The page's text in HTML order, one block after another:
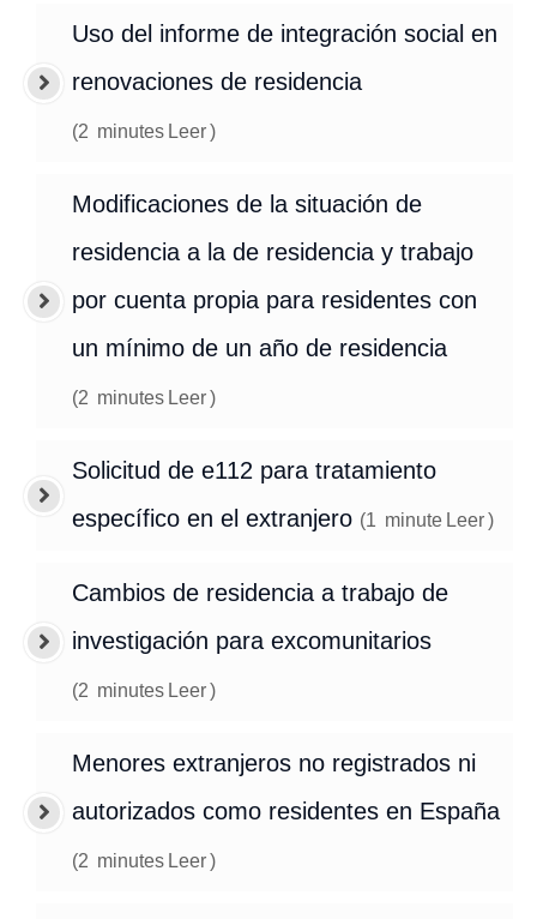
Uso del informe de integración social en
renovaciones de residencia
(2 minutes Leer)
Modificaciones de la situación de
residencia a la de residencia y trabajo
por cuenta propia para residentes con
un mínimo de un año de residencia
(2 minutes Leer)
Solicitud de e112 para tratamiento
específico en el extranjero (1 minute Leer)
Cambios de residencia a trabajo de
investigación para excomunitarios
(2 minutes Leer)
Menores extranjeros no registrados ni
autorizados como residentes en España
(2 minutes Leer)